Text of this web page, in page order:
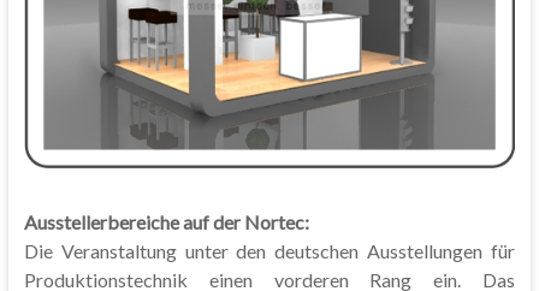
Ausstellerbereiche auf der Nortec:
Die Veranstaltung unter den deutschen Ausstellungen für
Produktionstechnik einen vorderen Rang ein. Das